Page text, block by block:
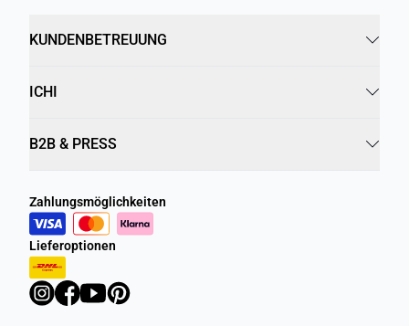
KUNDENBETREUUNG
ICHI
B2B & PRESS
Zahlungsmöglichkeiten
Lieferoptionen